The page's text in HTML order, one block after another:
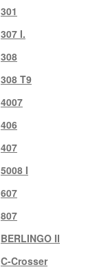
301
307 I.
308
308 T9
4007
406
407
5008 I
607
807
BERLINGO II
C-Crosser